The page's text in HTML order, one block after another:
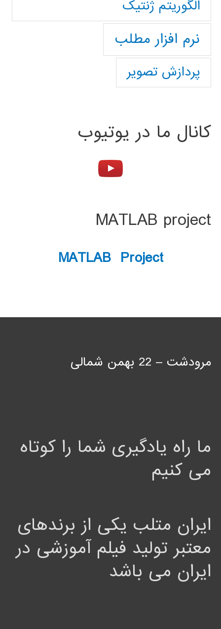
الگوریتم ژنتیک
نرم افزار مطلب
پردازش تصویر
کانال ما در یوتیوب
MATLAB project
MATLAB Project
مرودشت – 22 بهمن شمالی
ما راه یادگیری شما را کوتاه
می کنیم
ایران متلب یکی از برندهای
معتبر تولید فیلم آموزشی در
ایران می باشد